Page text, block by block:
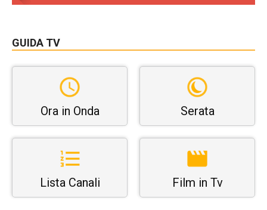
GUIDA TV
Ora in Onda Serata
Lista Canali Film in Tv